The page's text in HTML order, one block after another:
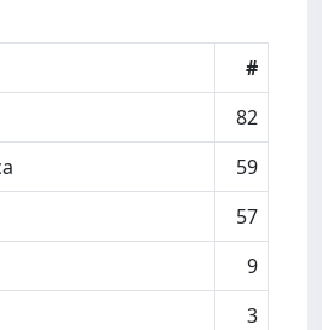
#
82
59
57
9
3